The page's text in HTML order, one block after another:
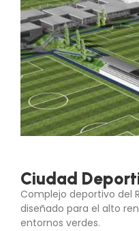
Ciudad
Complejo deportivo del
diseñado para el alto
entornos verdes.